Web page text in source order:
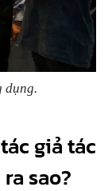
dụng.
giả tác
sao?